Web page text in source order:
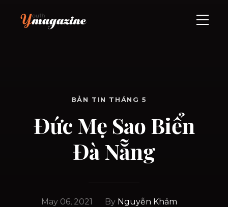
BẢN TIN THÁNG 5
Đức Mẹ Sao Biển
Đà Nẵng
May 06, 2021 By Nguyễn Khảm